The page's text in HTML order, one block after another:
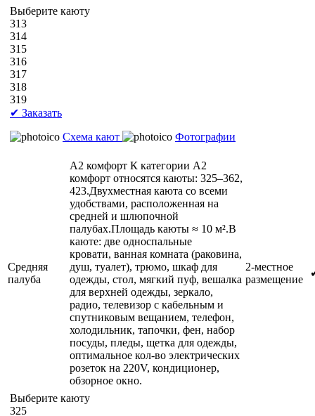
Выберите каюту
313
314
315
316
317
318
319
✔ Заказать
Схема кают
Фотографии
Средняя
палуба
А2 комфорт К категории А2
комфорт относятся каюты: 325–362,
423.Двухместная каюта со всеми
удобствами, расположенная на
средней и шлюпочной
палубах.Площадь каюты ≈ 10 м².В
каюте: две односпальные
кровати, ванная комната (раковина,
душ, туалет), трюмо, шкаф для
одежды, стол, мягкий пуф, вешалка
для верхней одежды, зеркало,
радио, телевизор с кабельным и
спутниковым вещанием, телефон,
холодильник, тапочки, фен, набор
посуды, пледы, щетка для одежды,
оптимальное кол-во электрических
розеток на 220V, кондиционер,
обзорное окно.
2-местное
размещение
Выберите каюту
325